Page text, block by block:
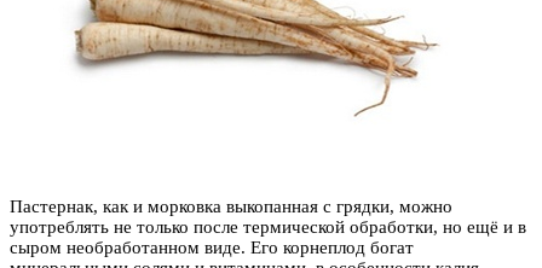
Пастернак, как и морковка выкопанная с грядки, можно
употреблять не только после термической обработки, но ещё и в
сыром необработанном виде. Его корнеплод богат